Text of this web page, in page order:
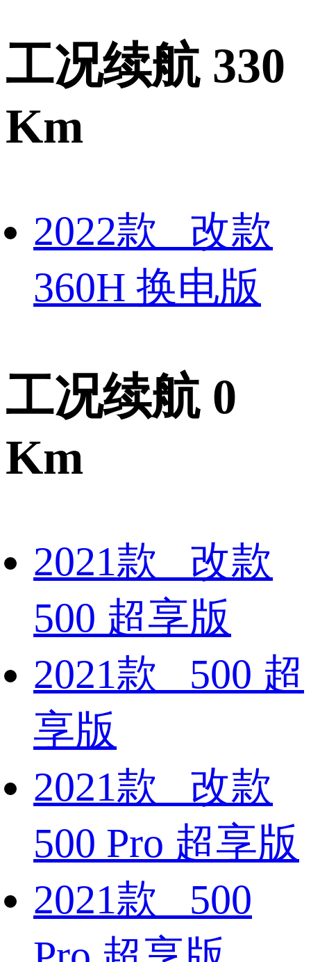
工况续航 330
Km
2022款 改款
360H 换电版
工况续航 0
Km
2021款 改款
500 超享版
2021款 500 超
享版
2021款 改款
500 Pro 超享版
2021款 500